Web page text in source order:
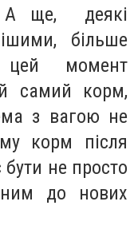
А ще, деякі
більше
момент
самий корм,
з вагою не
корм після
бути не просто
до нових